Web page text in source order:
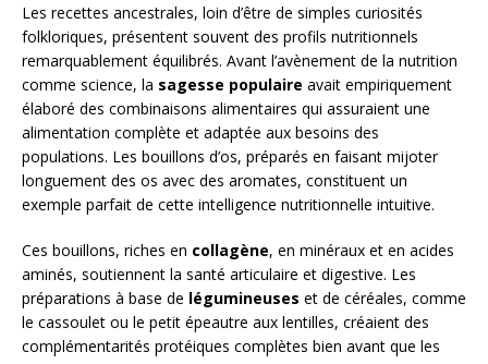
Les recettes ancestrales, loin d’être de simples curiosités
folkloriques, présentent souvent des profils nutritionnels
remarquablement équilibrés. Avant l’avènement de la nutrition
comme science, la sagesse populaire avait empiriquement
élaboré des combinaisons alimentaires qui assuraient une
alimentation complète et adaptée aux besoins des
populations. Les bouillons d’os, préparés en faisant mijoter
longuement des os avec des aromates, constituent un
exemple parfait de cette intelligence nutritionnelle intuitive.
Ces bouillons, riches en collagène, en minéraux et en acides
aminés, soutiennent la santé articulaire et digestive. Les
préparations à base de légumineuses et de céréales, comme
le cassoulet ou le petit épeautre aux lentilles, créaient des
complémentarités protéiques complètes bien avant que les